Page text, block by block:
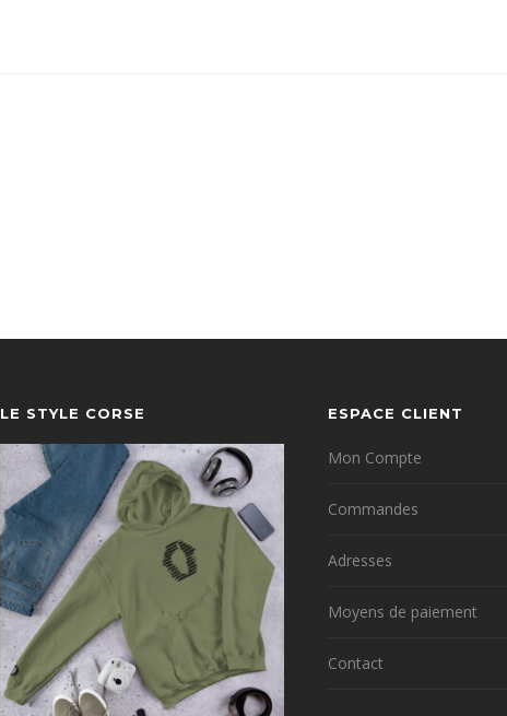
LE STYLE CORSE ESPACE CLIENT
Mon Compte
Commandes
Adresses
Moyens de paiement
Contact